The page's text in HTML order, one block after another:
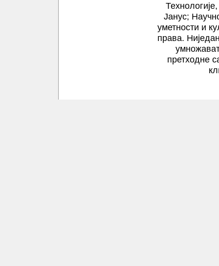
Јанус;
уметности и
права.
претходне